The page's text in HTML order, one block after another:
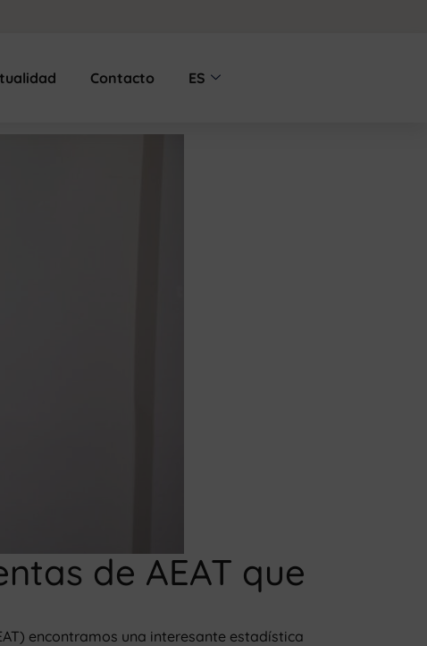
Contacto ES
de AEAT que
encontramos una interesante estadística